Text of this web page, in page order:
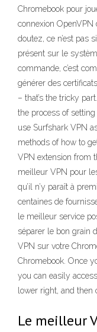
Chromebook pour
connexion OpenVPN
doutez, ce n’est pas
présent sur le
commande, c’est
générer des
– that’s the tricky
the process of setting
use Surfshark VPN
methods of how to
VPN extension from
meilleur VPN pour
qu’il n’y paraît à
centaines de
le meilleur service
séparer le bon grain
VPN sur votre
Chromebook. Once
you can easily
lower right, and then
Le meilleur